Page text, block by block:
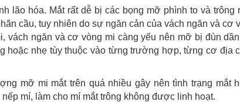
lão hóa. Mắt rất dễ bị các bọng mỡ phình to và trông
cầu, tuy nhiên do sự ngăn cản của vách ngăn và cơ
ngăn và cơ vòng mi càng yếu nên mỡ bị đùn
hoặc nhẹ tùy thuộc vào từng trường hợp, từng cơ địa
mỡ mi mắt trên quá nhiều gây nên tình trạng mắt
mí, làm cho mí mắt trông không được linh hoạt.